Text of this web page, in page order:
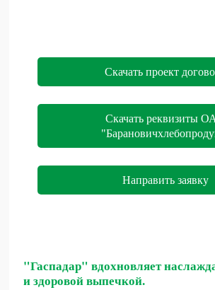
Скачать проект
Скачать реквизиты
Направить заявку
"Гаспадар"вдохновляет
и здоровой выпечкой.